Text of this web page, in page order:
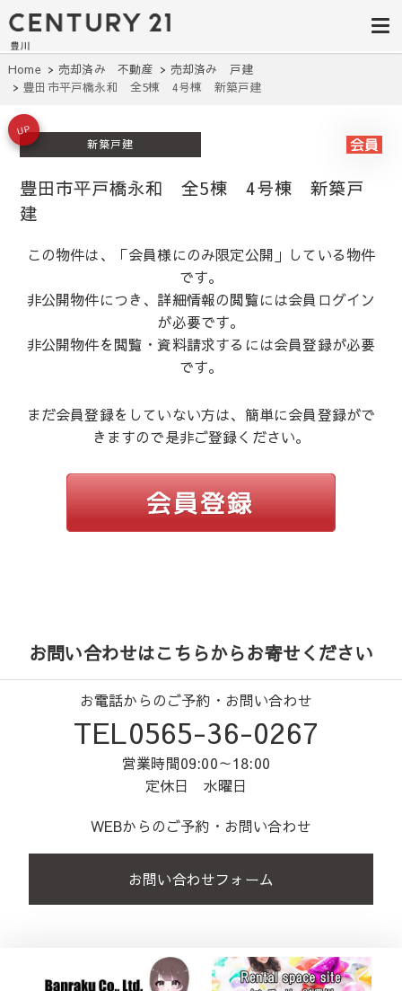
豊田市の中古
住宅・土地・
リノベ物件探
し｜センチュ
リー21豊川
建て・土地探しはセンチュリー21豊
川へ。豊田市内の最新物件情報を随
時更新中！駅近、建築条件無し、ペ
ット可、学区別など、お客様のこだ
わり条件に合わせて理想の物件を簡
Home 売却済み 不動産
売却済み 戸建
豊田市平戸橋永和 全5棟 4号棟 新築戸建
新築戸建
豊田市平戸橋永和 全5棟 4号棟 新築戸
建
UP
この物件は、「会員様にのみ限定公開」している物件
です。
非公開物件につき、詳細情報の閲覧には会員ログイン
が必要です。
非公開物件を閲覧・資料請求するには会員登録が必要
です。
まだ会員登録をしていない方は、簡単に会員登録がで
きますので是非ご登録ください。
お問い合わせはこちらからお寄せください
お電話からのご予約・お問い合わせ
TEL0565-36-0267
営業時間09:00～18:00
定休日 水曜日
WEBからのご予約・お問い合わせ
お問い合わせフォーム